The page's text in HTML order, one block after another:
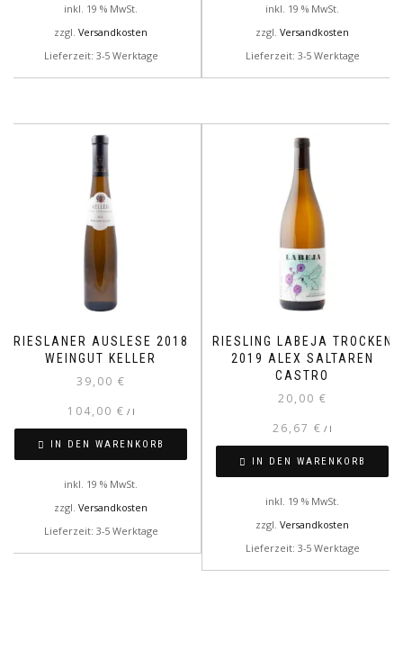
inkl. 19 % MwSt.
zzgl. Versandkosten
Lieferzeit: 3-5 Werktage
inkl. 19 % MwSt.
zzgl. Versandkosten
Lieferzeit: 3-5 Werktage
RIESLANER AUSLESE 2018
WEINGUT KELLER
39,00 €
104,00 € / l
IN DEN WARENKORB
inkl. 19 % MwSt.
zzgl. Versandkosten
Lieferzeit: 3-5 Werktage
RIESLING LABEJA TROCKEN
2019 ALEX SALTAREN
CASTRO
20,00 €
26,67 € / l
IN DEN WARENKORB
inkl. 19 % MwSt.
zzgl. Versandkosten
Lieferzeit: 3-5 Werktage